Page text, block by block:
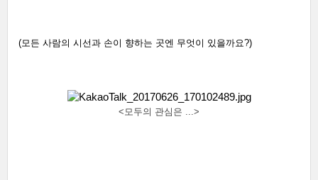
(모든 사람의 시선과 손이 향하는 곳엔 무엇이 있을까요?)
<모두의 관심은 ...>